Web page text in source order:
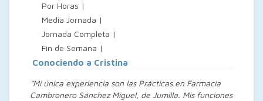
Por Horas |
Media Jornada |
Jornada Completa |
Fin de Semana |
Conociendo a Cristina
“Mi única experiencia son las Prácticas en Farmacia
Cambronero Sánchez Miguel, de Jumilla. Mis funciones